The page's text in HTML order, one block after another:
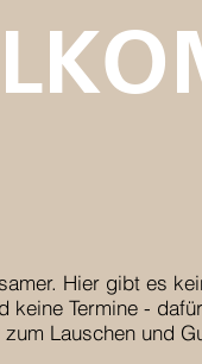
Hier gibt es
keine Termine -
Lauschen und